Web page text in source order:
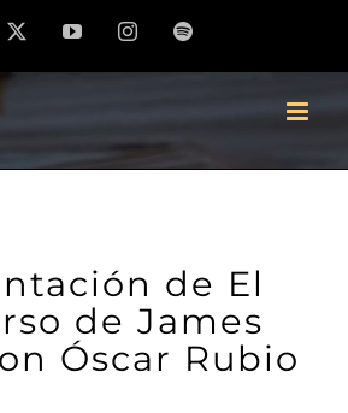
YouTubeInstagramSpotify
de El
de James
Óscar Rubio